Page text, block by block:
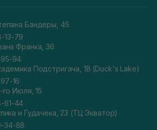
Бандеры, 45
13-79
Франка, 36
95-94
Подстригача, 1В (Duck's Lake)
16
го Июля, 15
61-44
и Гудачека, 23 (ТЦ Экватор)
34-88